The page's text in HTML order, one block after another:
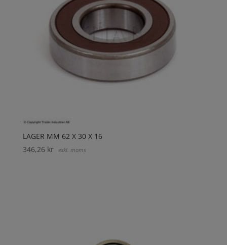
LAGER MM 62 X 30 X 16
346,26 kr exkl. moms